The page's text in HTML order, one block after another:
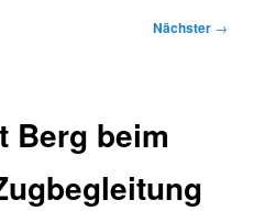
Nächster →
Berg beim